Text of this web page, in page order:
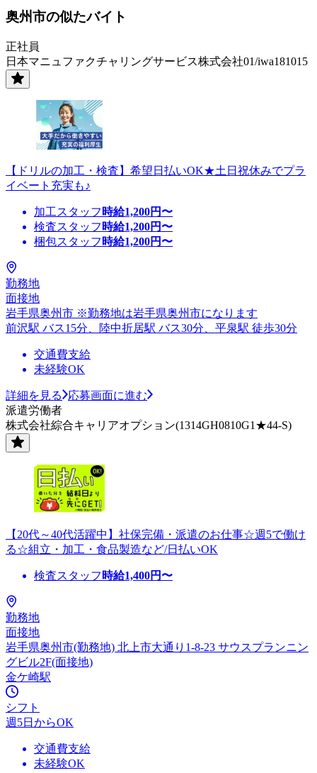
奥州市の似たバイト
正社員
日本マニュファクチャリングサービス株式会社01/iwa181015
【ドリルの加工・検査】希望日払いOK★土日祝休みでプラ
イベート充実も♪
加工スタッフ 時給1,200円〜
検査スタッフ 時給1,200円〜
梱包スタッフ 時給1,200円〜
勤務地
面接地
岩手県奥州市 ※勤務地は岩手県奥州市になります
前沢駅 バス15分、陸中折居駅 バス30分、平泉駅 徒歩30分
交通費支給
未経験OK
詳細を見る
応募画面に進む
派遣労働者
株式会社綜合キャリアオプション(1314GH0810G1★44-S)
【20代～40代活躍中】社保完備・派遣のお仕事☆週5で働け
る☆組立・加工・食品製造など/日払いOK
検査スタッフ 時給1,400円〜
勤務地
面接地
岩手県奥州市(勤務地) 北上市大通り1-8-23 サウスプランニン
グビル2F(面接地)
金ケ崎駅
シフト
週5日からOK
交通費支給
未経験OK